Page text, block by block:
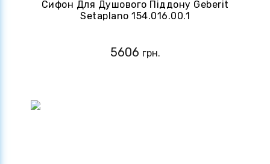
Сифон Для Душового Піддону Geberit
Setaplano 154.016.00.1
5606 грн.